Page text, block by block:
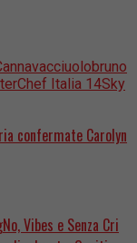
bruno
Italia 14Sky
confermate Carolyn
Vibes e Senza Cri